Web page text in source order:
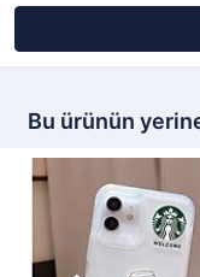
Bu ürünün